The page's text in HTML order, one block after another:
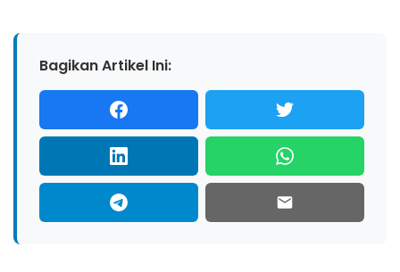
Bagikan Artikel Ini: